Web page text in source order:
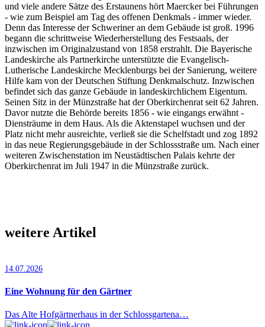
und viele andere Sätze des Erstaunens hört Maercker bei Führungen
- wie zum Beispiel am Tag des offenen Denkmals - immer wieder.
Denn das Interesse der Schweriner an dem Gebäude ist groß. 1996
begann die schrittweise Wiederherstellung des Festsaals, der
inzwischen im Originalzustand von 1858 erstrahlt. Die Bayerische
Landeskirche als Partnerkirche unterstützte die Evangelisch-
Lutherische Landeskirche Mecklenburgs bei der Sanierung, weitere
Hilfe kam von der Deutschen Stiftung Denkmalschutz. Inzwischen
befindet sich das ganze Gebäude in landeskirchlichem Eigentum.
Seinen Sitz in der Münzstraße hat der Oberkirchenrat seit 62 Jahren.
Davor nutzte die Behörde bereits 1856 - wie eingangs erwähnt -
Diensträume in dem Haus. Als die Aktenstapel wuchsen und der
Platz nicht mehr ausreichte, verließ sie die Schelfstadt und zog 1892
in das neue Regierungsgebäude in der Schlossstraße um. Nach einer
weiteren Zwischenstation im Neustädtischen Palais kehrte der
Oberkirchenrat im Juli 1947 in die Münzstraße zurück.
weitere Artikel
14.07.2026
Eine Wohnung für den Gärtner
Das Alte Hofgärtnerhaus in der Schlossgartena…